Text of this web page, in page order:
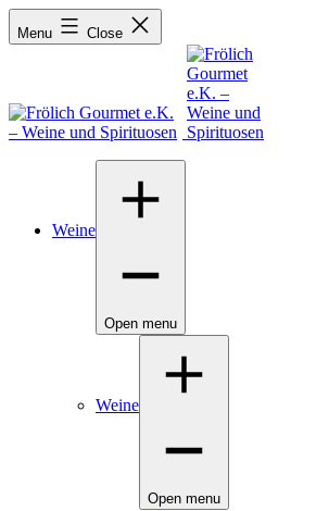
Menu Close
Weine
Open menu
Weine
Open menu